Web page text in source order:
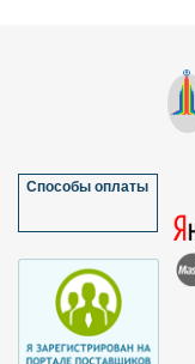
Способы оплаты